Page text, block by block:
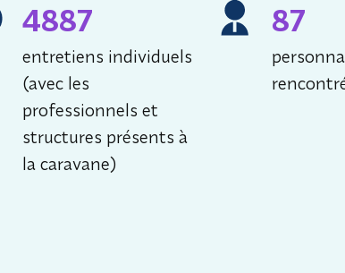
4887
entretiens individuels
(avec les
professionnels et
structures présents à
la caravane)
87